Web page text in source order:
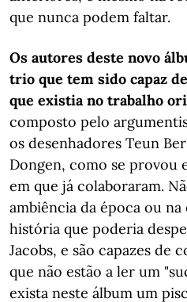
que nunca podem faltar.
Os autores deste novo
trio que tem sido capaz
que existia no trabalho
composto pelo
os desenhadores Teun
Dongen, como se provou
em que já colaboraram.
ambiência da época ou
história que poderia
Jacobs, e são capazes de
que não estão a ler um
exista neste álbum um